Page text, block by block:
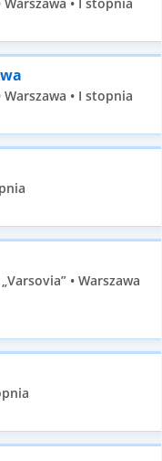
• I stopnia
• Warszawa